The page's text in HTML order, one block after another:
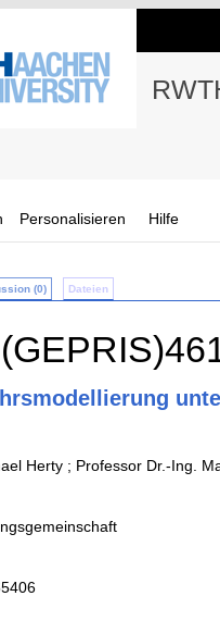
Personalisieren Hilfe
(0) Dateien
Herty ; Professor Dr.-Ing.